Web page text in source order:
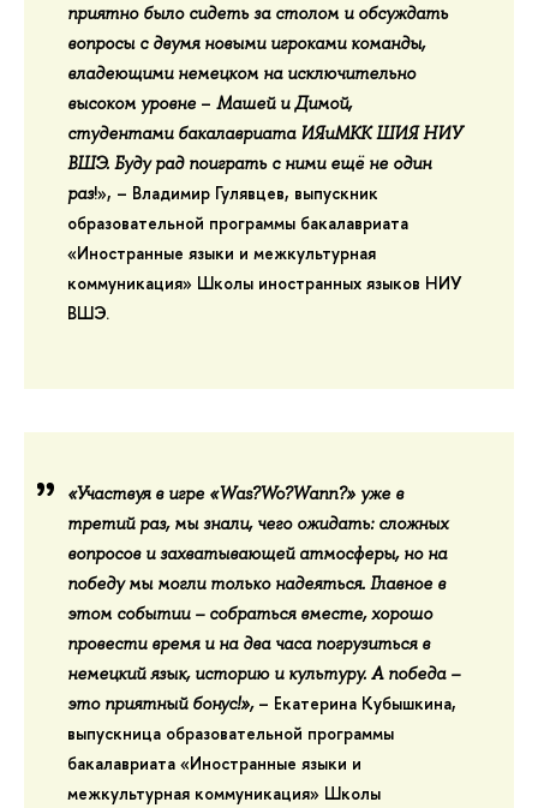
приятно было сидеть за столом и обсуждать
вопросы с двумя новыми игроками команды,
владеющими немецком на исключительно
высоком уровне – Машей и Димой,
студентами бакалавриата ИЯиМКК ШИЯ НИУ
ВШЭ. Буду рад поиграть с ними ещё не один
раз!», – Владимир Гулявцев, выпускник
образовательной программы бакалавриата
«Иностранные языки и межкультурная
коммуникация» Школы иностранных языков НИУ
ВШЭ.
«Участвуя в игре «Was?Wo?Wann?» уже в
третий раз, мы знали, чего ожидать: сложных
вопросов и захватывающей атмосферы, но на
победу мы могли только надеяться. Главное в
этом событии – собраться вместе, хорошо
провести время и на два часа погрузиться в
немецкий язык, историю и культуру. А победа –
это приятный бонус!», – Екатерина Кубышкина,
выпускница образовательной программы
бакалавриата «Иностранные языки и
межкультурная коммуникация» Школы